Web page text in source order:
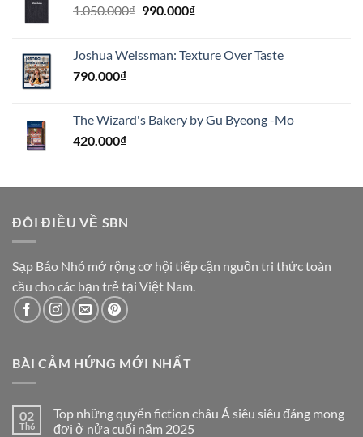
1.050.000₫ Giá
1.050.000₫.
990.000₫Giá
là:
Joshua Weissman: Texture Over Taste
790.000₫
The Wizard's Bakery by Gu Byeong -Mo
420.000₫
ĐÔI ĐIỀU VỀ SBN
Sạp Bảo Nhỏ mở rộng cơ hội tiếp cận nguồn tri thức toàn
cầu cho các bạn trẻ tại Việt Nam.
BÀI CẢM HỨNG MỚI NHẤT
02
Th6
Top những quyển fiction châu Á siêu siêu đáng mong
đợi ở nửa cuối năm 2025